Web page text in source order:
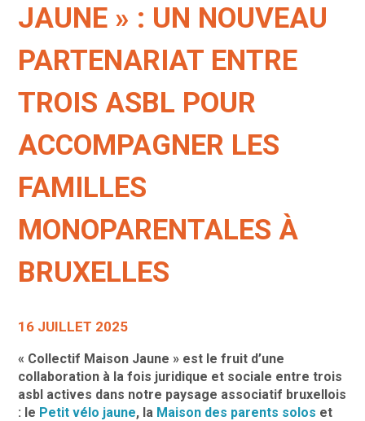
JAUNE » : UN NOUVEAU
PARTENARIAT ENTRE
TROIS ASBL POUR
ACCOMPAGNER LES
FAMILLES
MONOPARENTALES À
BRUXELLES
16 JUILLET 2025
« Collectif Maison Jaune » est le fruit d’une
collaboration à la fois juridique et sociale entre trois
asbl actives dans notre paysage associatif bruxellois
: le Petit vélo jaune, la Maison des parents solos et